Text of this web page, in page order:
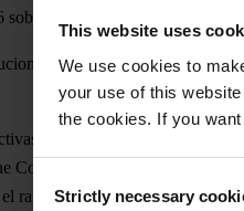
This website uses
We use cookies to
your use of this
the cookies. If you
Consent
Selection
Strictly necessary
sobre 100
emprendidas para
y rápidas frente a casos de
Colombia en el Índice de
rango inferior de la tabla de